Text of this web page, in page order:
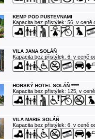
KEMP POD PUSTEVNAMI
Kapacita bez přistýlek: 56, v ceně
VILA JANA SOLÁŇ
Kapacita bez přistýlek: 6, v ceně
HORSKÝ HOTEL SOLÁŇ ****
Kapacita bez přistýlek: 125, v
VILA MARIE SOLÁŇ
Kapacita bez přistýlek: 6, v ceně